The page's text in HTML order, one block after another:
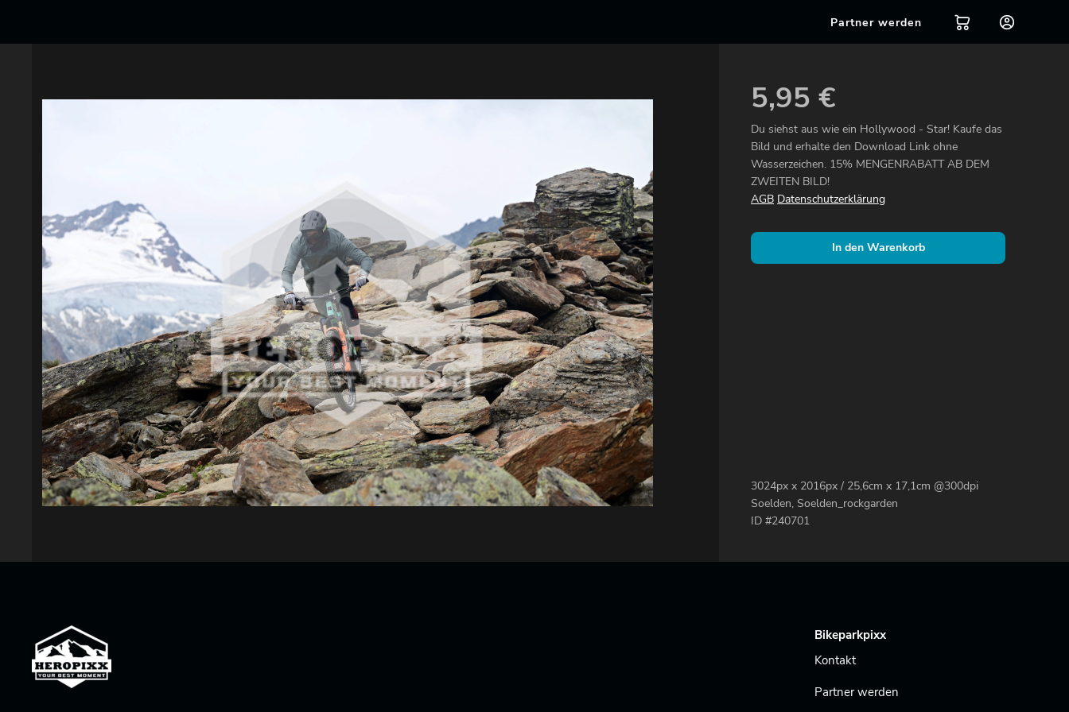
Partner werden
5,95 €
Du siehst aus wie ein Hollywood - Star! Kaufe das
Bild und erhalte den Download Link ohne
Wasserzeichen. 15% MENGENRABATT AB DEM
ZWEITEN BILD!
AGB Datenschutzerklärung
In den Warenkorb
3024px x 2016px / 25,6cm x 17,1cm @300dpi
Soelden, Soelden_rockgarden
ID #240701
Bikeparkpixx
Kontakt
Partner werden